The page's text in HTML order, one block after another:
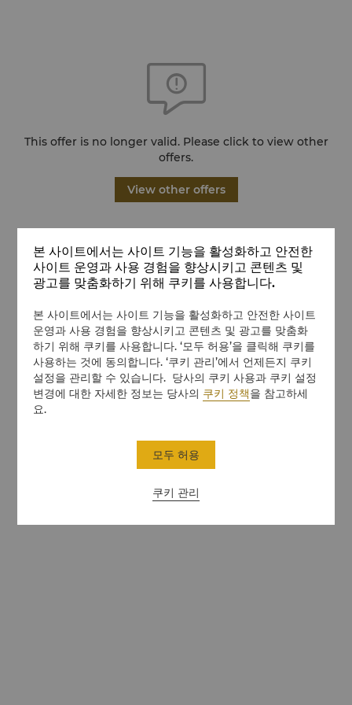
This offer is no longer valid. Please click to view other
offers.
View other offers
본 사이트에서는 사이트 기능을 활성화하고 안전한
사이트 운영과 사용 경험을 향상시키고 콘텐츠 및
광고를 맞춤화하기 위해 쿠키를 사용합니다.
본 사이트에서는 사이트 기능을 활성화하고 안전한 사이트
운영과 사용 경험을 향상시키고 콘텐츠 및 광고를 맞춤화
하기 위해 쿠키를 사용합니다. ‘모두 허용’을 클릭해 쿠키를
사용하는 것에 동의합니다. ‘쿠키 관리’에서 언제든지 쿠키
설정을 관리할 수 있습니다. 당사의 쿠키 사용과 쿠키 설정
변경에 대한 자세한 정보는 당사의 쿠키 정책을 참고하세
요.
쿠키 관리
모두 허용